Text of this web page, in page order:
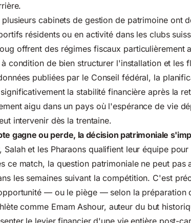
plusieurs cabinets de gestion de patrimoine ont
résidents ou en activité dans les clubs
offrent des régimes fiscaux particulièrement
condition de bien structurer l'installation et les
publiées par le Conseil fédéral, la
la stabilité financière après la
aigu dans un pays où l'espérance de vie
intervenir dès la trentaine.
gagne ou perde, la décision patrimoniale
Salah et les Pharaons qualifient leur équipe
ce match, la question patrimoniale ne peut pas
les semaines suivant la compétition. C'est
— ou le piège — selon la préparation
comme Emam Ashour, auteur du but